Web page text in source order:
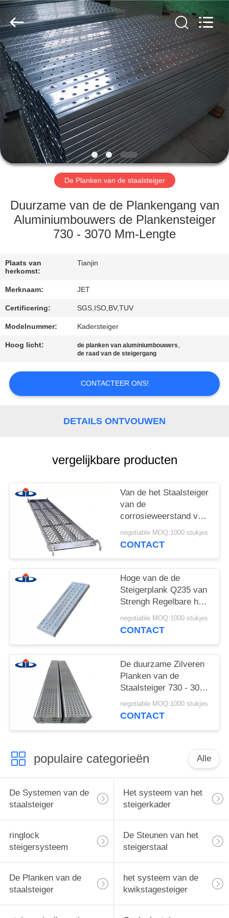
HOME
PRODUCTEN
OVER
ONS
FABRIEK
KWALITEITSCONTROLE
MET
ONS
VERZOEK
OM
CITAAT
SITEMAP
POLICY
Jet
Scaffold
&
Formwork
System
Co.,
Ltd..
All
Rights
Reserved.
De Planken van de staalsteiger
Duurzame van de de Plankengang van
Aluminiumbouwers de Plankensteiger
730 - 3070 Mm-Lengte
Plaats van
herkomst:
Tianjin
Merknaam: JET
Certificering: SGS,ISO,BV,TUV
Modelnummer: Kadersteiger
Hoog licht: de planken van aluminiumbouwers,
de raad van de steigergang
CONTACTEER ONS!
DETAILS ONTVOUWEN
vergelijkbare producten
Van de het Staalsteiger
van de
corrosieweerstand van
de de Plankensteiger
het Staalloopbrug met
negotiable MOQ:1000 stukjes
CONTACT
Hoge van de de
Steigerplank Q235 van
Strengh Regelbare het
Staalsteiger Footplate
negotiable MOQ:1000 stukjes
CONTACT
De duurzame Zilveren
Planken van de
Staalsteiger 730 - 3070
Mm-Lengte 6 Jaar
Levensduur
negotiable MOQ:1000 stukjes
CONTACT
populaire categorieën Alle
De Systemen van de
staalsteiger
Het systeem van het
steigerkader
ringlock
steigersysteem
De Steunen van het
steigerstaal
De Planken van de
staalsteiger
het systeem van de
kwikstagesteiger